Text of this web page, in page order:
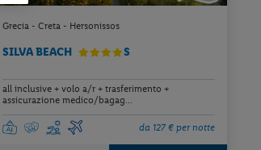
Grecia - Creta - Hersonissos
SILVA BEACH S
all inclusive + volo a/r + trasferimento +
assicurazione medico/bagag...
da 127 € per notte